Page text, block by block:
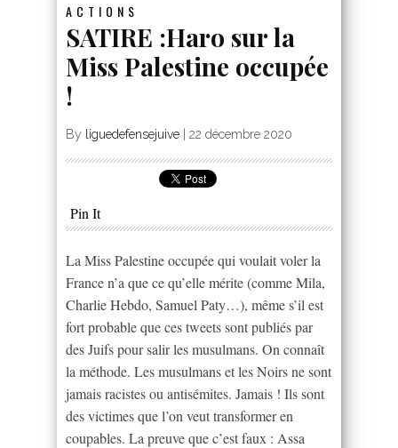
ACTIONS
SATIRE :Haro sur la
Miss Palestine occupée
!
By liguedefensejuive 22 décembre 2020
Pin It
La Miss Palestine occupée qui voulait voler la
France n’a que ce qu’elle mérite (comme Mila,
Charlie Hebdo, Samuel Paty…), même s’il est
fort probable que ces tweets sont publiés par
des Juifs pour salir les musulmans. On connaît
la méthode. Les musulmans et les Noirs ne sont
jamais racistes ou antisémites. Jamais ! Ils sont
des victimes que l’on veut transformer en
coupables. La preuve que c’est faux : Assa